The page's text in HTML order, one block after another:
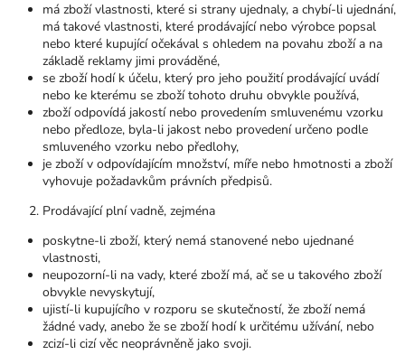
má zboží vlastnosti, které si strany ujednaly, a chybí-li ujednání,
má takové vlastnosti, které prodávající nebo výrobce popsal
nebo které kupující očekával s ohledem na povahu zboží a na
základě reklamy jimi prováděné,
se zboží hodí k účelu, který pro jeho použití prodávající uvádí
nebo ke kterému se zboží tohoto druhu obvykle používá,
zboží odpovídá jakostí nebo provedením smluvenému vzorku
nebo předloze, byla-li jakost nebo provedení určeno podle
smluveného vzorku nebo předlohy,
je zboží v odpovídajícím množství, míře nebo hmotnosti a zboží
vyhovuje požadavkům právních předpisů.
Prodávající plní vadně, zejména
poskytne-li zboží, který nemá stanovené nebo ujednané
vlastnosti,
neupozorní-li na vady, které zboží má, ač se u takového zboží
obvykle nevyskytují,
ujistí-li kupujícího v rozporu se skutečností, že zboží nemá
žádné vady, anebo že se zboží hodí k určitému užívání, nebo
zcizí-li cizí věc neoprávněně jako svoji.